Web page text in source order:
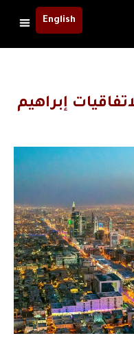
English
إبراهيم